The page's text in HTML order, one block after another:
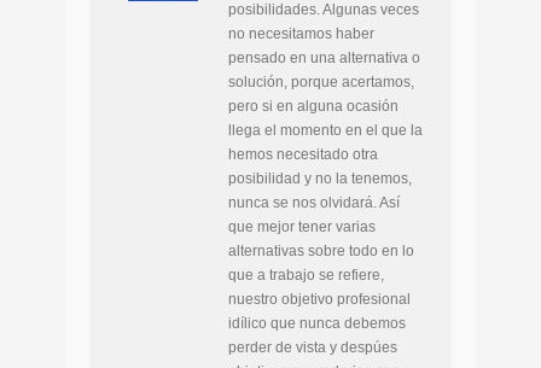
posibilidades. Algunas veces
no necesitamos haber
pensado en una alternativa o
solución, porque acertamos,
pero si en alguna ocasión
llega el momento en el que la
hemos necesitado otra
posibilidad y no la tenemos,
nunca se nos olvidará. Así
que mejor tener varias
alternativas sobre todo en lo
que a trabajo se refiere,
nuestro objetivo profesional
idílico que nunca debemos
perder de vista y despúes